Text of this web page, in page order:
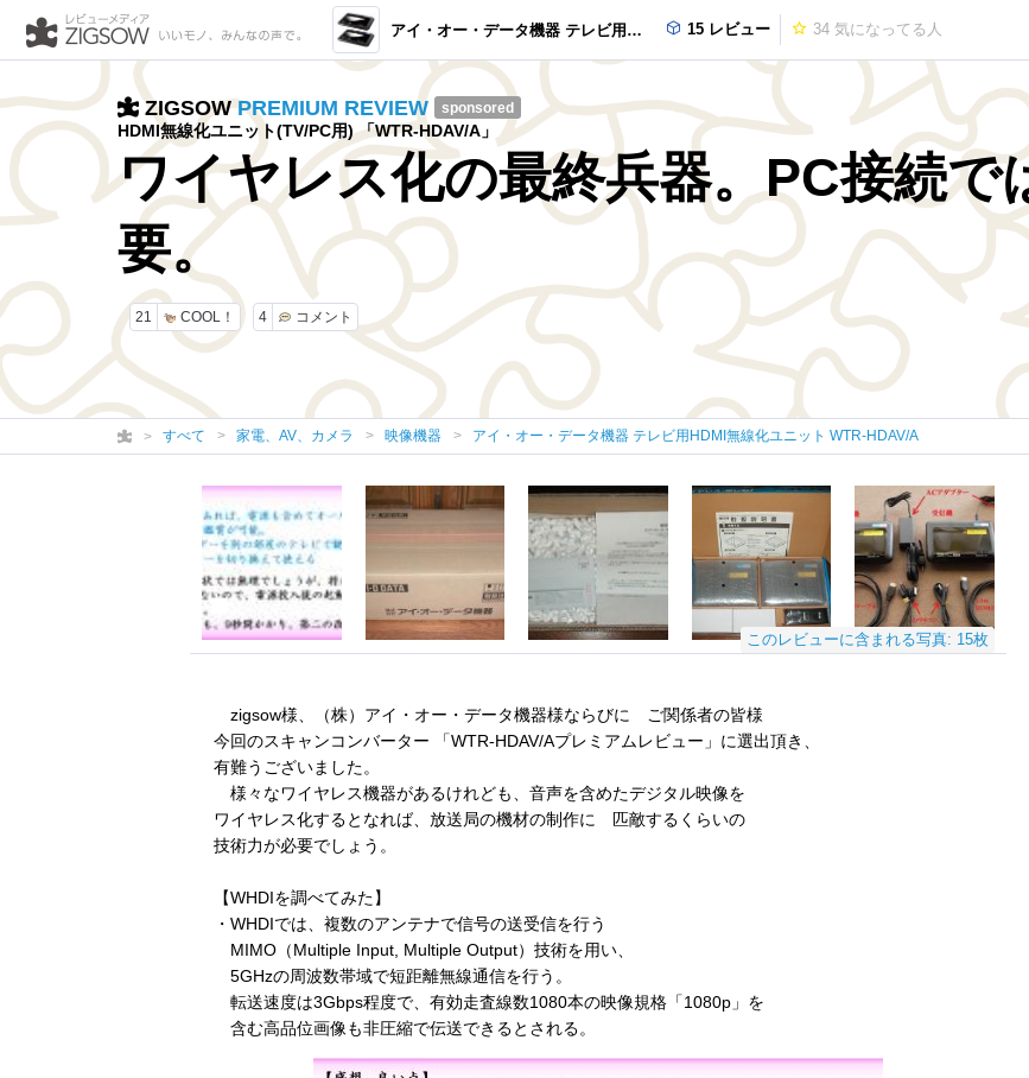
アイ・オー・データ機器 テレビ用HDMI無線化ユニット WTR-HDAV/A 15 レビュー 34 気になってる人
ZIGSOWPREMIUM REVIEW sponsored
HDMI無線化ユニット(TV/PC用) 「WTR-HDAV/A」
ワイヤレス化の最終兵器。PC接続で
要。
21 COOL！ 4 コメント
すべて 家電、AV、カメラ 映像機器 アイ・オー・データ機器 テレビ用HDMI無線化ユニット WTR-HDAV/A
このレビューに含まれる写真: 15枚
zigsow様、（株）アイ・オー・データ機器様ならびに ご関係者の皆様
今回のスキャンコンバーター 「WTR-HDAV/Aプレミアムレビュー」に選出頂き、
有難うございました。
様々なワイヤレス機器があるけれども、音声を含めたデジタル映像を
ワイヤレス化するとなれば、放送局の機材の制作に 匹敵するくらいの
技術力が必要でしょう。
【WHDIを調べてみた】
・WHDIでは、複数のアンテナで信号の送受信を行う
MIMO（Multiple Input, Multiple Output）技術を用い、
5GHzの周波数帯域で短距離無線通信を行う。
転送速度は3Gbps程度で、有効走査線数1080本の映像規格「1080p」を
含む高品位画像も非圧縮で伝送できるとされる。